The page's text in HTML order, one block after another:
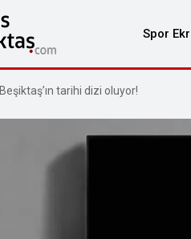
Spor
Beşiktaş’ın tarihi dizi oluyor!